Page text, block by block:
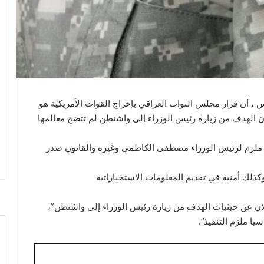
أن قرار مجلس النواب العراقي بإخراج القوات الأمريكية هو
من زيارة رئيس الوزراء إلى واشنطن لم تتضح معالمها
لرئيس الوزراء مصطفى الكاظمي وغيره والقانون صدر
أمنية في تقديم المعلومات الاستخباراتية
عن حيثيات الهدف من زيارة رئيس الوزراء إلى واشنطن”،
ملزم التنفيذ”.